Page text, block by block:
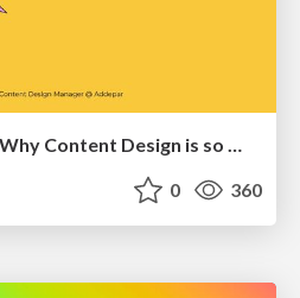
Breaking role norms: Why Content Design is so much more than writing copy - Taylor Woolridge
0 360